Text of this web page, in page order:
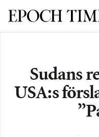
Svenska Epoch
Sudans
USA:s